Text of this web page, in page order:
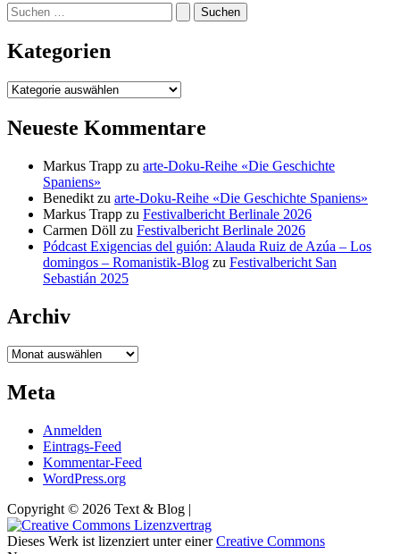
Suchen
nach:
Kategorien
Kategorien
Neueste Kommentare
Markus Trapp zu arte-Doku-Reihe «Die Geschichte
Spaniens»
Benedikt zu arte-Doku-Reihe «Die Geschichte Spaniens»
Markus Trapp zu Festivalbericht Berlinale 2026
Carmen Döll zu Festivalbericht Berlinale 2026
Pódcast Exigencias del guión: Alauda Ruiz de Azúa – Los
domingos – Romanistik-Blog zu Festivalbericht San
Sebastián 2025
Archiv
Archiv
Meta
Anmelden
Eintrags-Feed
Kommentar-Feed
WordPress.org
Copyright © 2026 Text & Blog |
Dieses Werk ist lizenziert unter einerCreative Commons